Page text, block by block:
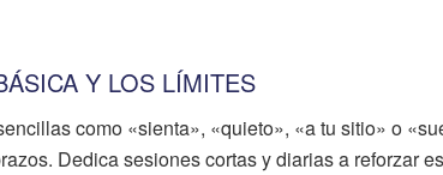
Y LOS LÍMITES
como «sienta», «quieto», «a tu sitio» o
Dedica sesiones cortas y diarias a reforzar